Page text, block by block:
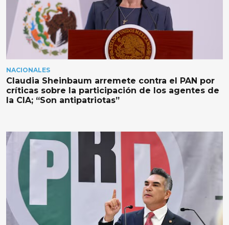
NACIONALES
Claudia Sheinbaum arremete contra el PAN por
críticas sobre la participación de los agentes de
la CIA; “Son antipatriotas”